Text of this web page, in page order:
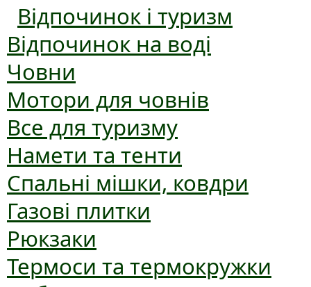
Відпочинок і туризм
Відпочинок на воді
Човни
Мотори для човнів
Все для туризму
Намети та тенти
Спальні мішки, ковдри
Газові плитки
Рюкзаки
Термоси та термокружки